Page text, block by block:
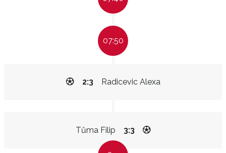
07:50
Radicevic Alexa
2:3
Tůma Filip 3:3